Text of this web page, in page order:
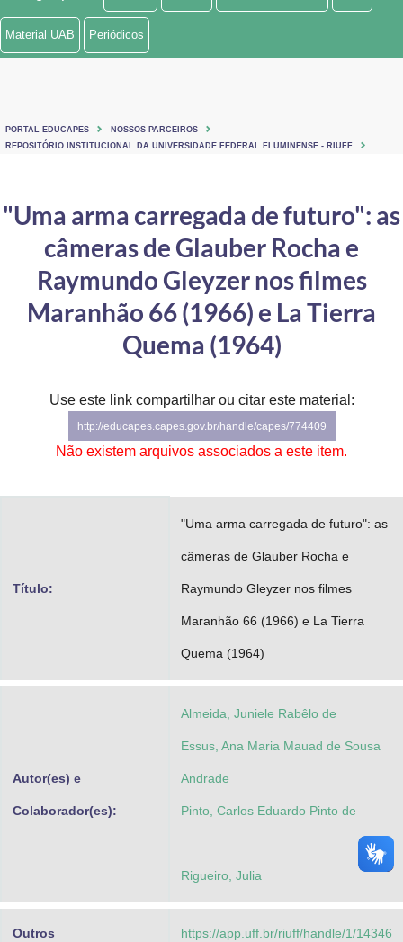
Ministério de Minas e Energia
Ministério do Turismo
Controladoria-Geral da União
Secretaria-Geral
Advocacia-Geral da União
Banco Central do Brasil
Planalto
Material UAB Periódicos
PORTAL EDUCAPES
NOSSOS PARCEIROS
REPOSITÓRIO INSTITUCIONAL DA UNIVERSIDADE FEDERAL FLUMINENSE - RIUFF
"Uma arma carregada de futuro": as
câmeras de Glauber Rocha e
Raymundo Gleyzer nos filmes
Maranhão 66 (1966) e La Tierra
Quema (1964)
Use este link compartilhar ou citar este material:
http://educapes.capes.gov.br/handle/capes/774409
Não existem arquivos associados a este item.
Título:
"Uma arma carregada de futuro": as
câmeras de Glauber Rocha e
Raymundo Gleyzer nos filmes
Maranhão 66 (1966) e La Tierra
Quema (1964)
Autor(es) e
Colaborador(es):
Almeida, Juniele Rabêlo de
Essus, Ana Maria Mauad de Sousa
Andrade
Pinto, Carlos Eduardo Pinto de
Rigueiro, Julia
Outros https://app.uff.br/riuff/handle/1/14346